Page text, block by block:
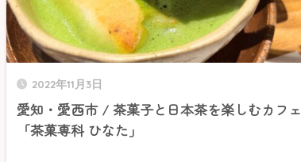
2022年11月3日
愛知・愛西市 / 茶菓子と日本茶を楽しむカフェ
「茶菓専科 ひなた」